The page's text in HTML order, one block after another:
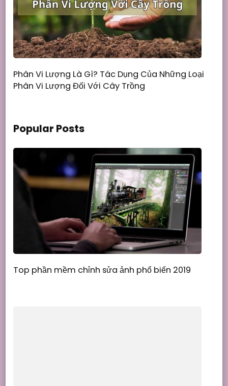
Phân Vi Lượng Là Gì? Tác Dụng Của Những Loại
Phân Vi Lượng Đối Với Cây Trồng
Popular Posts
Top phần mềm chỉnh sửa ảnh phổ biến 2019